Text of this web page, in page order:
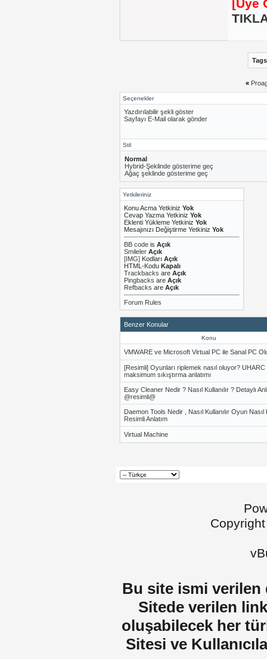
[Üye
Tags
«
Seçenekler
Yazdırılabilir şekli göster
Sayfayı E-Mail olarak gönder
Stil
Normal
Hybrid-Şeklinde gösterime geç
Ağaç şeklinde gösterime geç
Yetkileriniz
Konu Acma Yetkiniz Yok
Cevap Yazma Yetkiniz Yok
Eklenti Yükleme Yetkiniz Yok
Mesajınızı Değiştirme Yetkiniz Yok
BB code is Açık
Smileler Açık
[IMG] Kodları Açık
HTML-Kodu Kapalı
Trackbacks are Açık
Pingbacks are Açık
Refbacks are Açık
Forum Rules
Benzer Konular
Konu
VMWARE ve Microsoft Virtual PC ile Sanal PC
[Resimli] Oyunları riplemek nasıl oluyor? UHARC
maksimum sıkıştırma anlatımı
Easy Cleaner Nedir ? Nasıl Kullanılır ? Detaylı
@resimli@
Daemon Tools Nedir , Nasıl Kullanılır Oyun Nasıl
Resimli Anlatım
Virtual Machine
Bu site ismi verilen
Sitede verilen
oluşabilecek her
Sitesi ve